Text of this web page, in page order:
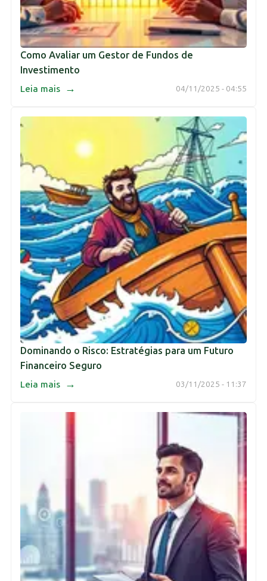
Como Avaliar um Gestor de Fundos de
Investimento
04/11/2025 - 04:55
Leia mais →
Dominando o Risco: Estratégias para um Futuro
Financeiro Seguro
03/11/2025 - 11:37
Leia mais →